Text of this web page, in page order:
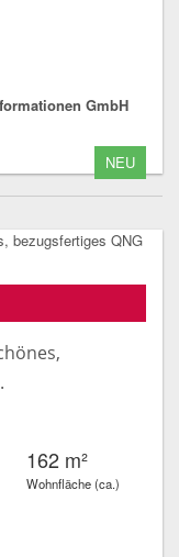
GmbH
NEU
162 m²
Wohnfläche (ca.)